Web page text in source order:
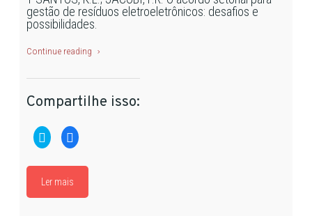
gestão de resíduos eletroeletrônicos: desafios e
possibilidades.
Continue reading
Compartilhe isso:
Clique
para
compartilhar
Twitter(abre
nova
Clique
para
Facebook(abre
janela)
Ler mais